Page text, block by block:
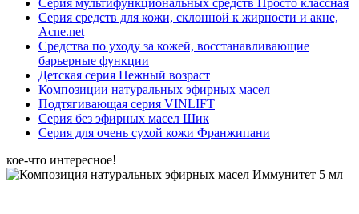
Серия мультифункциональных средств Просто классная
Серия средств для кожи, склонной к жирности и акне,
Acne.net
Средства по уходу за кожей, восстанавливающие
барьерные функции
Детская серия Нежный возраст
Композиции натуральных эфирных масел
Подтягивающая серия VINLIFT
Серия без эфирных масел Шик
Серия для очень сухой кожи Франжипани
кое-что интересное!